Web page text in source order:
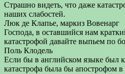
Страшно видеть, что даже
наших слабостей.
Люк де Клапье, маркиз Вовенарг
Господа, в оставшийся нам
катастрофой давайте выпьем по
Поль Клодель
Если бы в английском языке был
катастрофа была бы апострофом